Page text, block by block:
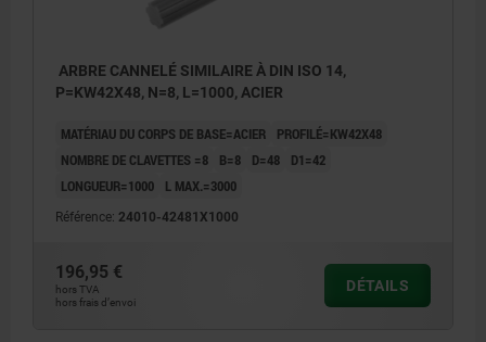
ARBRE CANNELÉ SIMILAIRE À DIN ISO 14,
P=KW42X48, N=8, L=1000, ACIER
MATÉRIAU DU CORPS DE BASE=ACIER
PROFILÉ=KW42X48
NOMBRE DE CLAVETTES =8
B=8 D=48
D1=42
LONGUEUR=1000
L MAX.=3000
Référence: 24010-42481X1000
196,95 €
hors TVA
hors frais d’envoi
DÉTAILS